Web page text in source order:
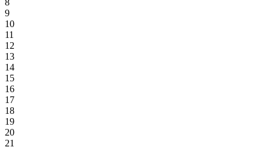
8
9
10
11
12
13
14
15
16
17
18
19
20
21